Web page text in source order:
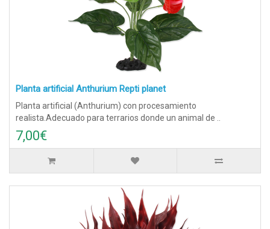
Planta artificial Anthurium Repti planet
Planta artificial (Anthurium) con procesamiento
realista.Adecuado para terrarios donde un animal de ..
7,00€